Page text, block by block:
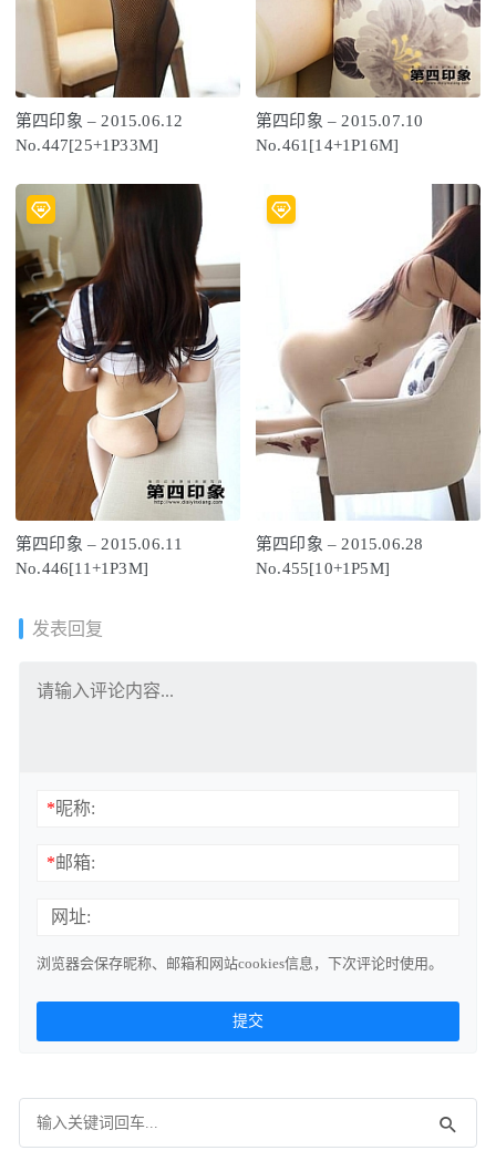
第四印象 – 2015.06.12
No.447[25+1P33M]
第四印象 – 2015.07.10
No.461[14+1P16M]
第四印象 – 2015.06.11
No.446[11+1P3M]
第四印象 – 2015.06.28
No.455[10+1P5M]
发表回复
*昵称:
*邮箱:
网址:
浏览器会保存昵称、邮箱和网站cookies信息，下次评论时使用。